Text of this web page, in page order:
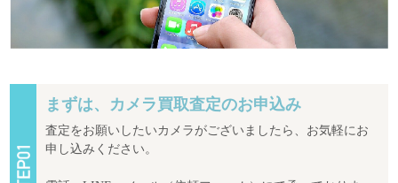
まずは、カメラ買取査定のお申込み
査定をお願いしたいカメラがございましたら、お気軽にお
申し込みください。